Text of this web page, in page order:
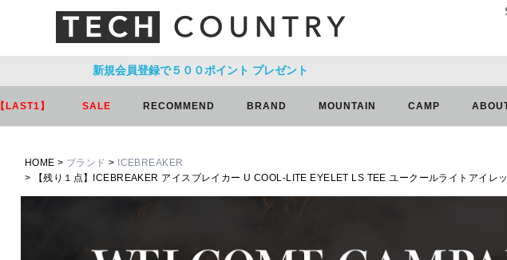
新規会員登録で５００ポイント プレゼント
【LAST1】 SALE RECOMMEND BRAND MOUNTAIN CAMP
HOME ブランド
ICEBREAKER
【残り１点】ICEBREAKER アイスブレイカー U COOL-LITE EYELET LS TEE ユークールライトアイレ